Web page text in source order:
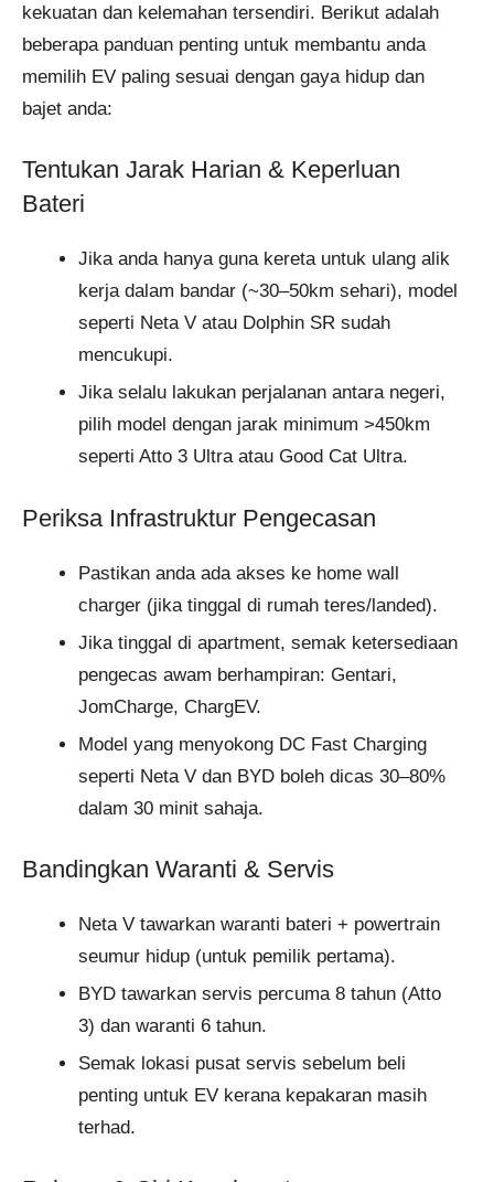
kekuatan dan kelemahan tersendiri. Berikut adalah
beberapa panduan penting untuk membantu anda
memilih EV paling sesuai dengan gaya hidup dan
bajet anda:
Tentukan Jarak Harian & Keperluan
Bateri
Jika anda hanya guna kereta untuk ulang alik
kerja dalam bandar (~30–50km sehari), model
seperti Neta V atau Dolphin SR sudah
mencukupi.
Jika selalu lakukan perjalanan antara negeri,
pilih model dengan jarak minimum >450km
seperti Atto 3 Ultra atau Good Cat Ultra.
Periksa Infrastruktur Pengecasan
Pastikan anda ada akses ke home wall
charger (jika tinggal di rumah teres/landed).
Jika tinggal di apartment, semak ketersediaan
pengecas awam berhampiran: Gentari,
JomCharge, ChargEV.
Model yang menyokong DC Fast Charging
seperti Neta V dan BYD boleh dicas 30–80%
dalam 30 minit sahaja.
Bandingkan Waranti & Servis
Neta V tawarkan waranti bateri + powertrain
seumur hidup (untuk pemilik pertama).
BYD tawarkan servis percuma 8 tahun (Atto
3) dan waranti 6 tahun.
Semak lokasi pusat servis sebelum beli
penting untuk EV kerana kepakaran masih
terhad.